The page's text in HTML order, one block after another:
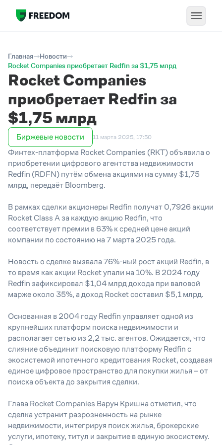
Главная
Новости
Rocket Companies приобретает Redfin за $1,75 млрд
Rocket Companies
приобретает Redfin за
$1,75 млрд
Биржевые новости 11 марта 2025, 17:50
Финтех-платформа Rocket Companies (RKT) объявила о
приобретении цифрового агентства недвижимости
Redfin (RDFN) путём обмена акциями на сумму $1,75
млрд, передаёт Bloomberg.
В рамках сделки акционеры Redfin получат 0,7926 акции
Rocket Class A за каждую акцию Redfin, что
соответствует премии в 63% к средней цене акций
компании по состоянию на 7 марта 2025 года.
Новость о сделке вызвала 76%-ный рост акций Redfin, в
то время как акции Rocket упали на 10%. В 2024 году
Redfin зафиксировал $1,04 млрд дохода при валовой
марже около 35%, а доход Rocket составил $5,1 млрд.
Основанная в 2004 году Redfin управляет одной из
крупнейших платформ поиска недвижимости и
располагает сетью из 2,2 тыс. агентов. Ожидается, что
слияние объединит поисковую платформу Redfin с
экосистемой ипотечного кредитования Rocket, создавая
единое цифровое пространство для покупки жилья – от
поиска объекта до закрытия сделки.
Глава Rocket Companies Варун Кришна отметил, что
сделка устранит разрозненность на рынке
недвижимости, интегрируя поиск жилья, брокерские
услуги, ипотеку, титул и закрытие в единую экосистему.